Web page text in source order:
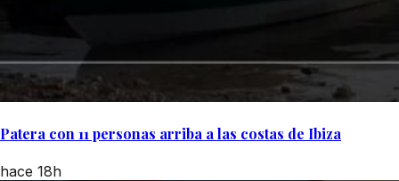
Patera con 11 personas arriba a las costas de Ibiza
hace 18h